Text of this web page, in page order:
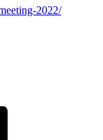
2022/